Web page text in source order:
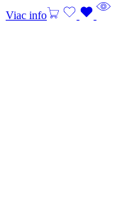
Viac info